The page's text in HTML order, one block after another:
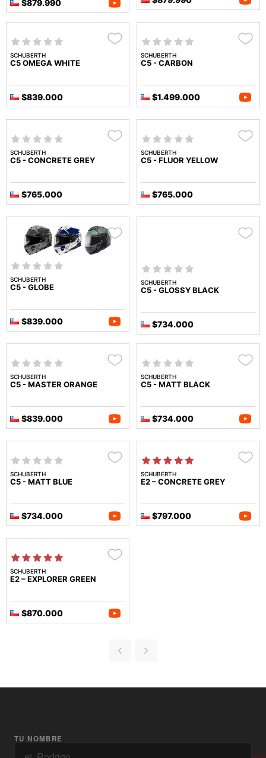
$879.990
SCHUBERTH
C5 OMEGA WHITE
$839.000
SCHUBERTH
C5 - CARBON
$1.499.000
SCHUBERTH
C5 - CONCRETE GREY
$765.000
SCHUBERTH
C5 - FLUOR YELLOW
$765.000
SCHUBERTH
C5 - GLOBE
$839.000
SCHUBERTH
C5 - GLOSSY BLACK
$734.000
SCHUBERTH
C5 - MASTER ORANGE
$839.000
SCHUBERTH
C5 - MATT BLACK
$734.000
SCHUBERTH
C5 - MATT BLUE
$734.000
SCHUBERTH
E2 – CONCRETE GREY
$797.000
SCHUBERTH
E2 – EXPLORER GREEN
$870.000
TU NOMBRE